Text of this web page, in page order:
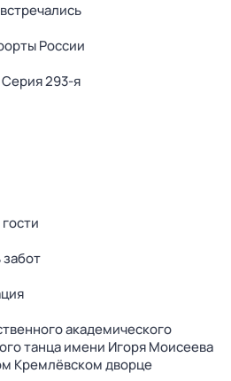
России
Серия 293-я
академического
танца имени Игоря Моисеева
Кремлёвском дворце